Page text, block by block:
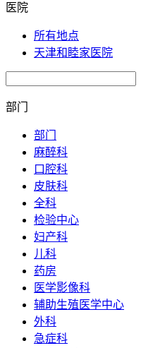
医院
所有地点
天津和睦家医院
部门
部门
麻醉科
口腔科
皮肤科
全科
检验中心
妇产科
儿科
药房
医学影像科
辅助生殖医学中心
外科
急症科